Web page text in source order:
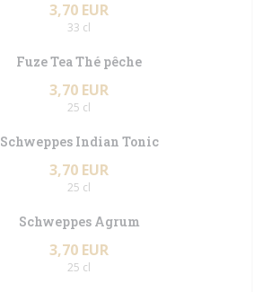
3,70 EUR
33 cl
Fuze Tea Thé pêche
3,70 EUR
25 cl
Schweppes Indian Tonic
3,70 EUR
25 cl
Schweppes Agrum
3,70 EUR
25 cl